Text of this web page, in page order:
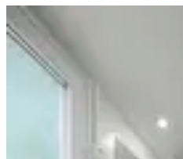
Beispiel Schlafen